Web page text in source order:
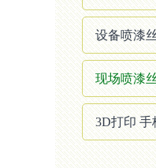
设备喷漆
现场喷漆
3D打印 手